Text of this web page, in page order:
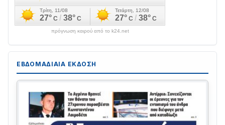
πρόγνωση καιρού από το k24.net